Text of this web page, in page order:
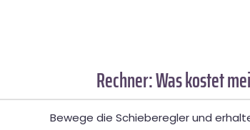
Rechner: Was kostet
Bewege die Schieberegler und